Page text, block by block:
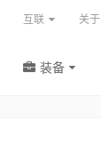
互联 关于
装备